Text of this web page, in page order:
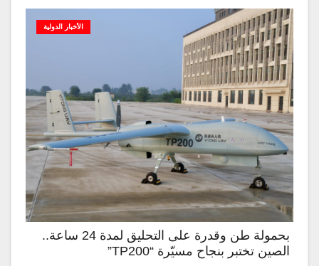
الأخبار الدولية
بحمولة طن وقدرة على التحليق لمدة 24 ساعة..
الصين تختبر بنجاح مسيّرة “TP200”